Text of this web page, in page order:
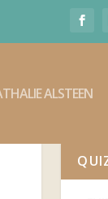
ALSTEEN